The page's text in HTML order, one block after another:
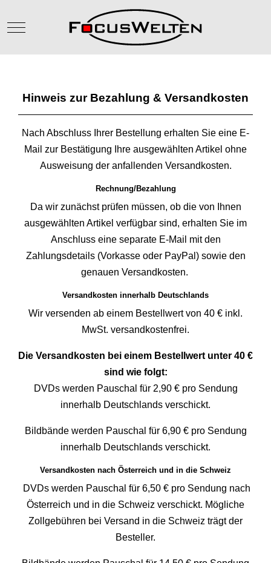
Mobile Menu Toggle
Hinweis zur Bezahlung & Versandkosten
Nach Abschluss Ihrer Bestellung erhalten Sie eine E-
Mail zur Bestätigung Ihre ausgewählten Artikel ohne
Ausweisung der anfallenden Versandkosten.
Rechnung/Bezahlung
Da wir zunächst prüfen müssen, ob die von Ihnen
ausgewählten Artikel verfügbar sind, erhalten Sie im
Anschluss eine separate E-Mail mit den
Zahlungsdetails (Vorkasse oder PayPal) sowie den
genauen Versandkosten.
Versandkosten innerhalb Deutschlands
Wir versenden ab einem Bestellwert von 40 € inkl.
MwSt. versandkostenfrei.
Die Versandkosten bei einem Bestellwert unter 40 €
sind wie folgt:
DVDs werden Pauschal für 2,90 € pro Sendung
innerhalb Deutschlands verschickt.
Bildbände werden Pauschal für 6,90 € pro Sendung
innerhalb Deutschlands verschickt.
Versandkosten nach Österreich und in die Schweiz
DVDs werden Pauschal für 6,50 € pro Sendung nach
Österreich und in die Schweiz verschickt. Mögliche
Zollgebühren bei Versand in die Schweiz trägt der
Besteller.